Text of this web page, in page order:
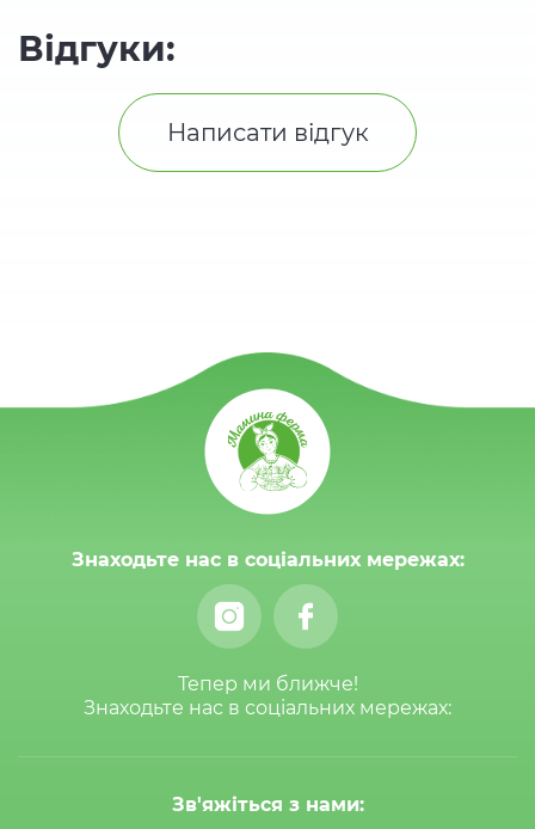
Відгуки:
Написати відгук
Знаходьте нас в соціальних мережах:
Тепер ми ближче!
Знаходьте нас в соціальних мережах:
Зв'яжіться з нами: